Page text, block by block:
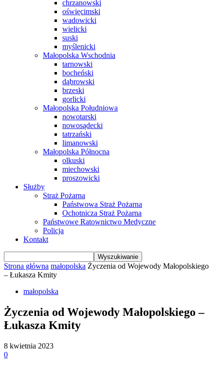
chrzanowski
oświęcimski
wadowicki
wielicki
suski
myślenicki
Małopolska Wschodnia
tarnowski
bocheński
dąbrowski
brzeski
gorlicki
Małopolska Południowa
nowotarski
nowosądecki
tatrzański
limanowski
Małopolska Północna
olkuski
miechowski
proszowicki
Służby
Straż Pożarna
Państwowa Straż Pożarna
Ochotnicza Straż Pożarna
Państwowe Ratownictwo Medyczne
Policja
Kontakt
Strona główna małopolska Życzenia od Wojewody Małopolskiego
– Łukasza Kmity
małopolska
Życzenia od Wojewody Małopolskiego –
Łukasza Kmity
8 kwietnia 2023
0